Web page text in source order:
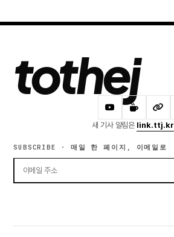
tothej
새 기사 알림은 link.ttj.kr
SUBSCRIBE · 매일 한 페이지, 이메일로